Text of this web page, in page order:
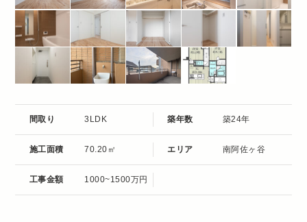
間取り 3LDK 築年数 築24年
施工面積 70.20㎡ エリア 南阿佐ヶ谷
工事金額 1000~1500万円